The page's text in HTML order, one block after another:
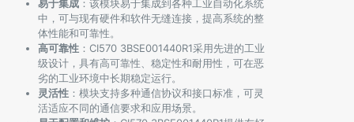
易于集成 ：该模块易于集成到各种工业自动化系统
中，可与现有硬件和软件无缝连接，提高系统的整
体性能和可靠性。
高可靠性 ：CI570 3BSE001440R1采用先进的工业
级设计，具有高可靠性、稳定性和耐用性，可在恶
劣的工业环境中长期稳定运行。
灵活性 ：模块支持多种通信协议和接口标准，可灵
活适应不同的通信要求和应用场景。